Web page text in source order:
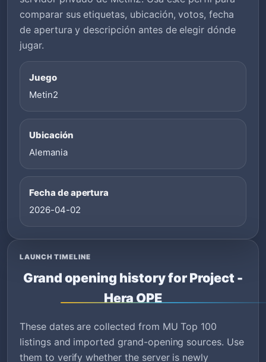
comparar sus etiquetas, ubicación, votos, fecha
de apertura y descripción antes de elegir dónde
jugar.
Juego
Metin2
Ubicación
Alemania
Fecha de apertura
2026-04-02
LAUNCH TIMELINE
Grand opening history for Project -
Hera OPE
These dates are collected from MU Top 100
listings and imported grand-opening sources. Use
them to verify whether the server is newly